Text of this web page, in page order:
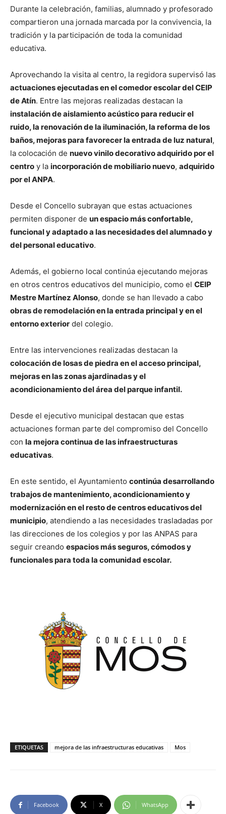
Durante la celebración, familias, alumnado y profesorado
compartieron una jornada marcada por la convivencia, la
tradición y la participación de toda la comunidad
educativa.
Aprovechando la visita al centro, la regidora supervisó las
actuaciones ejecutadas en el comedor escolar del CEIP
de Atín. Entre las mejoras realizadas destacan la
instalación de aislamiento acústico para reducir el
ruido, la renovación de la iluminación, la reforma de los
baños, mejoras para favorecer la entrada de luz natural,
la colocación de nuevo vinilo decorativo adquirido por el
centro y la incorporación de mobiliario nuevo, adquirido
por el ANPA.
Desde el Concello subrayan que estas actuaciones
permiten disponer de un espacio más confortable,
funcional y adaptado a las necesidades del alumnado y
del personal educativo.
Además, el gobierno local continúa ejecutando mejoras
en otros centros educativos del municipio, como el CEIP
Mestre Martínez Alonso, donde se han llevado a cabo
obras de remodelación en la entrada principal y en el
entorno exterior del colegio.
Entre las intervenciones realizadas destacan la
colocación de losas de piedra en el acceso principal,
mejoras en las zonas ajardinadas y el
acondicionamiento del área del parque infantil.
Desde el ejecutivo municipal destacan que estas
actuaciones forman parte del compromiso del Concello
con la mejora continua de las infraestructuras
educativas.
En este sentido, el Ayuntamiento continúa desarrollando
trabajos de mantenimiento, acondicionamiento y
modernización en el resto de centros educativos del
municipio, atendiendo a las necesidades trasladadas por
las direcciones de los colegios y por las ANPAS para
seguir creando espacios más seguros, cómodos y
funcionales para toda la comunidad escolar.
ETIQUETAS mejora de las infraestructuras educativas Mos
Facebook X WhatsApp